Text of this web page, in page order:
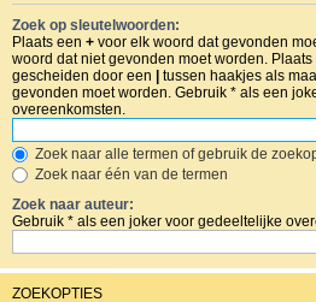
Zoek op sleutelwoorden:
Plaats een + voor elk woord dat gevonden
woord dat niet gevonden moet worden.
gescheiden door een | tussen haakjes als
gevonden moet worden. Gebruik * als een
overeenkomsten.
Zoek naar alle termen of gebruik de
Zoek naar één van de termen
Zoek naar auteur:
Gebruik * als een joker voor gedeeltelijke
ZOEKOPTIES